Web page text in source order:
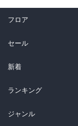
フロア
総合
ラノベ
雑誌・グラビア
BL・TL
セール
総合
ラノベ
雑誌・グラビア
新着
総合
ラノベ
ランキング
総合
ジャンル